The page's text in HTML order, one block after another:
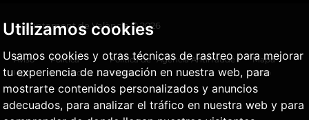
Utilizamos cookies
Usamos cookies y otras técnicas de rastreo para mejorar
tu experiencia de navegación en nuestra web, para
mostrarte contenidos personalizados y anuncios
adecuados, para analizar el tráfico en nuestra web y para
Ajuntament de València ©2026
Aviso
legal
Política
privacidad
Política de
cookies
Agencia Antifraude
Mapa
Web